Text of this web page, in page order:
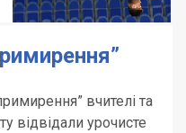
вчителі та
відвідали урочисте